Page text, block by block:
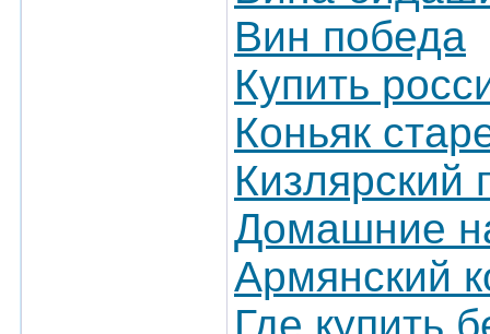
Вин победа
Купить
Коньяк
Кизлярский
Домашние
Армянский